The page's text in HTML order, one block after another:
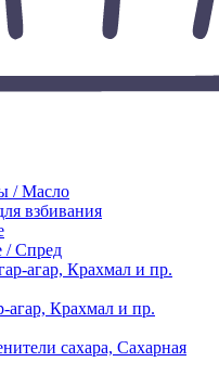
/ Масло
взбивания
/ Спред
Крахмал и пр.